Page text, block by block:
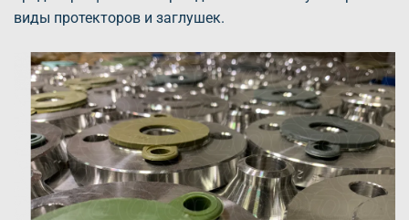
виды протекторов и заглушек.